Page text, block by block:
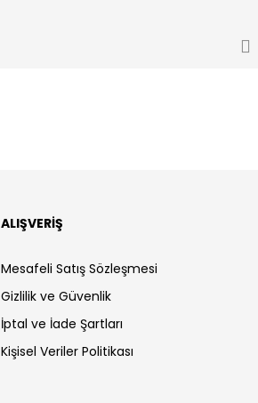
ALIŞVERİŞ
Mesafeli Satış Sözleşmesi
Gizlilik ve Güvenlik
İptal ve İade Şartları
Kişisel Veriler Politikası